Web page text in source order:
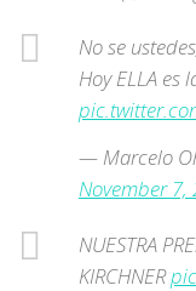
No se
Hoy ELLA es
— Marcelo
November 7,
NUESTRA
KIRCHNER